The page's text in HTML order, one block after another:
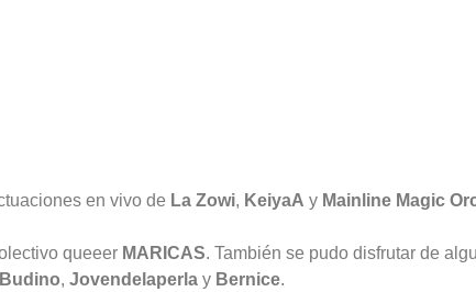
en vivo de La Zowi, KeiyaA y Mainline Magic
queeer MARICAS. También se pudo disfrutar de
Budino, Jovendelaperla y Bernice.